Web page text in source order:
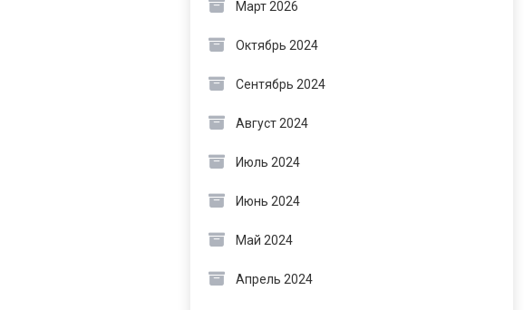
Март 2026
Октябрь 2024
Сентябрь 2024
Август 2024
Июль 2024
Июнь 2024
Май 2024
Апрель 2024